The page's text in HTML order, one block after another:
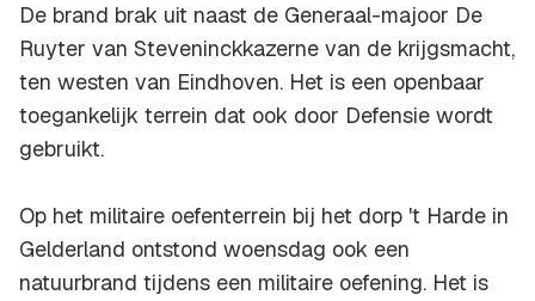
De brand brak uit naast de Generaal-majoor De
Ruyter van Steveninckkazerne van de krijgsmacht,
ten westen van Eindhoven. Het is een openbaar
toegankelijk terrein dat ook door Defensie wordt
gebruikt.
Op het militaire oefenterrein bij het dorp 't Harde in
Gelderland ontstond woensdag ook een
natuurbrand tijdens een militaire oefening. Het is